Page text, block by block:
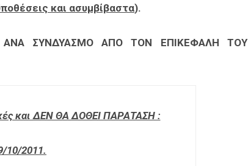
και ασυμβίβαστα).
ΑΝΑ ΣΥΝΔΥΑΣΜΟ ΑΠΟ ΤΟΝ ΕΠΙΚΕΦΑΛΗ ΤΟΥ
και ΔΕΝ ΘΑ ΔΟΘΕΙ ΠΑΡΑΤΑΣΗ :
10/2011.